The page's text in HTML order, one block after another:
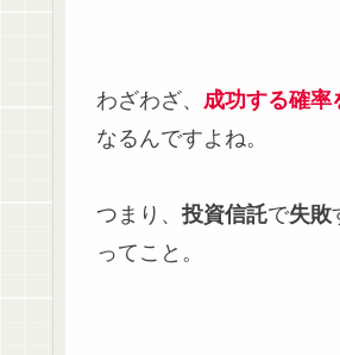
わざわざ、 成功する確率
なるんですよね。
つまり、 投資信託で失敗
ってこと。